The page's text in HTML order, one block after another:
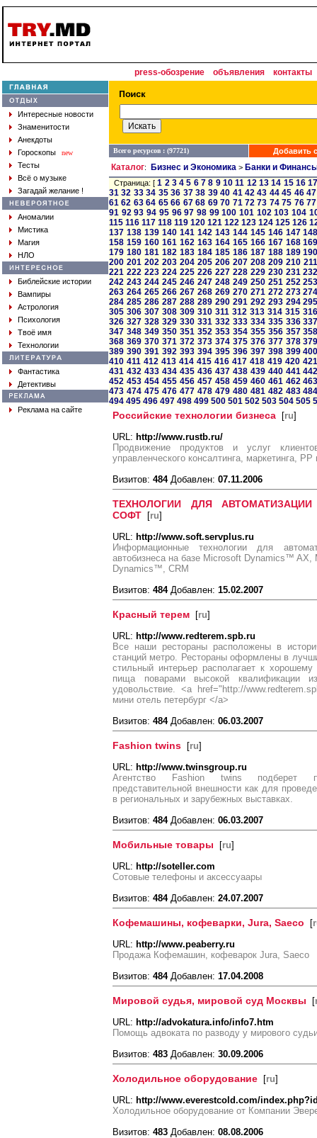
press-обозрение объявления контакты
Интересные новости
Знаменитости
Анекдоты
Гороскопы
new
Тесты
Всё о музыке
Загадай желание !
Аномалии
Мистика
Магия
НЛО
Библейские истории
Вампиры
Астрология
Психология
Твоё имя
Технологии
Фантастика
Детективы
Реклама на сайте
Всего ресурсов : (97721) Добавить
Каталог: Бизнес и Экономика > Банки и
Страница: [1 2 3 4 5 6 7 8 9 10 11 12 13 14 15 16
31 32 33 34 35 36 37 38 39 40 41 42 43 44 45 46 47
61 62 63 64 65 66 67 68 69 70 71 72 73 74 75 76 77
91 92 93 94 95 96 97 98 99 100 101 102 103 104
115 116 117 118 119 120 121 122 123 124 125 126
137 138 139 140 141 142 143 144 145 146 147
158 159 160 161 162 163 164 165 166 167 168
179 180 181 182 183 184 185 186 187 188 189
200 201 202 203 204 205 206 207 208 209 210 211
221 222 223 224 225 226 227 228 229 230 231
242 243 244 245 246 247 248 249 250 251 252
263 264 265 266 267 268 269 270 271 272 273
284 285 286 287 288 289 290 291 292 293 294
305 306 307 308 309 310 311 312 313 314 315 316
326 327 328 329 330 331 332 333 334 335 336
347 348 349 350 351 352 353 354 355 356 357
368 369 370 371 372 373 374 375 376 377 378
389 390 391 392 393 394 395 396 397 398 399
410 411 412 413 414 415 416 417 418 419 420 421
431 432 433 434 435 436 437 438 439 440 441
452 453 454 455 456 457 458 459 460 461 462
473 474 475 476 477 478 479 480 481 482 483
494 495 496 497 498 499 500 501 502 503 504 505
Российские технологии бизнеса [ru]
URL: http://www.rustb.ru/
Продвижение продуктов и услуг
управленческого консалтинга, маркетинга,
Визитов: 484Добавлен: 07.11.2006
ТЕХНОЛОГИИ ДЛЯ
СОФТ [ru]
URL: http://www.soft.servplus.ru
Информационные технологии для
автобизнеса на базе Microsoft Dynamics™
Dynamics™, CRM
Визитов: 484Добавлен: 15.02.2007
Красный терем [ru]
URL: http://www.redterem.spb.ru
Все наши рестораны расположены в
станций метро. Рестораны оформлены в
стильный интерьер располагает к
пища поварами высокой квалификации
удовольствие. <a href="http://
мини отель петербург </a>
Визитов: 484Добавлен: 06.03.2007
Fashion twins [ru]
URL: http://www.twinsgroup.ru
Агентство Fashion twins подберет
представительной внешности как для
в региональных и зарубежных выставках.
Визитов: 484Добавлен: 06.03.2007
Мобильные товары [ru]
URL: http://soteller.com
Сотовые телефоны и аксессуаары
Визитов: 484Добавлен: 24.07.2007
Кофемашины, кофеварки, Jura, Saeco [
URL: http://www.peaberry.ru
Продажа Кофемашин, кофеварок Jura, Saeco
Визитов: 484Добавлен: 17.04.2008
Мировой судья, мировой суд Москвы [
URL: http://advokatura.info/info7.htm
Помощь адвоката по разводу у мирового
Визитов: 483 Добавлен: 30.09.2006
Холодильное оборудование [ru]
URL: http://www.everestcold.com/
Холодильное оборудование от Компании
Визитов: 483 Добавлен: 08.08.2006